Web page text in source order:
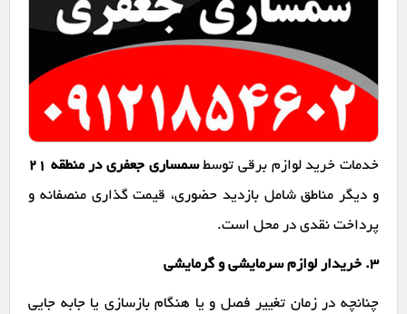
خدمات خرید لوازم برقی توسطسمساری جعفری در منطقه 21
و دیگر مناطق شامل بازدید حضوری، قیمت گذاری منصفانه و
پرداخت نقدی در محل است.
۳. خریدار لوازم سرمایشی و گرمایشی
چنانچه در زمان تغییر فصل و یا هنگام بازسازی یا جابه جایی